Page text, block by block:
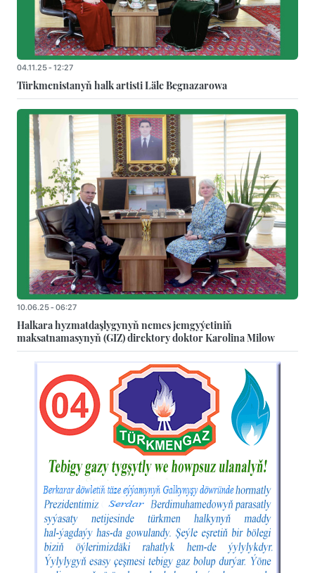
04.11.25 - 12:27
Türkmenistanyň halk artisti Läle Begnazarowa
10.06.25 - 06:27
Halkara hyzmatdaşlygynyň nemes jemgyýetiniň
maksatnamasynyň (GIZ) direktory doktor Karolina Milow